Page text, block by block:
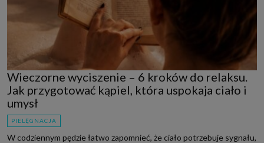
Wieczorne wyciszenie – 6 kroków do relaksu.
Jak przygotować kąpiel, która uspokaja ciało i
umysł
PIELĘGNACJA
W codziennym pędzie łatwo zapomnieć, że ciało potrzebuje sygnału,